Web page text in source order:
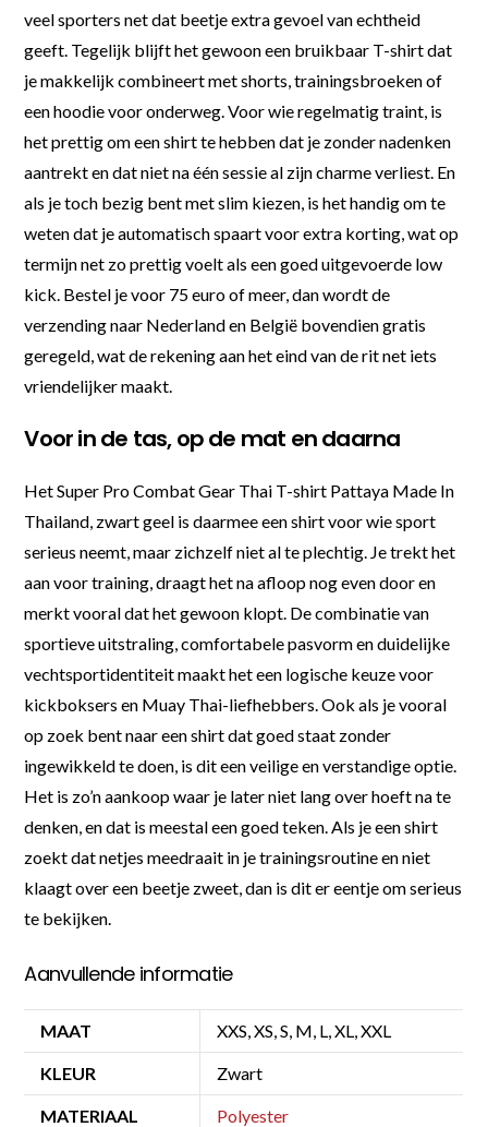
veel sporters net dat beetje extra gevoel van echtheid
geeft. Tegelijk blijft het gewoon een bruikbaar T-shirt dat
je makkelijk combineert met shorts, trainingsbroeken of
een hoodie voor onderweg. Voor wie regelmatig traint, is
het prettig om een shirt te hebben dat je zonder nadenken
aantrekt en dat niet na één sessie al zijn charme verliest. En
als je toch bezig bent met slim kiezen, is het handig om te
weten dat je automatisch spaart voor extra korting, wat op
termijn net zo prettig voelt als een goed uitgevoerde low
kick. Bestel je voor 75 euro of meer, dan wordt de
verzending naar Nederland en België bovendien gratis
geregeld, wat de rekening aan het eind van de rit net iets
vriendelijker maakt.
Voor in de tas, op de mat en daarna
Het Super Pro Combat Gear Thai T-shirt Pattaya Made In
Thailand, zwart geel is daarmee een shirt voor wie sport
serieus neemt, maar zichzelf niet al te plechtig. Je trekt het
aan voor training, draagt het na afloop nog even door en
merkt vooral dat het gewoon klopt. De combinatie van
sportieve uitstraling, comfortabele pasvorm en duidelijke
vechtsportidentiteit maakt het een logische keuze voor
kickboksers en Muay Thai-liefhebbers. Ook als je vooral
op zoek bent naar een shirt dat goed staat zonder
ingewikkeld te doen, is dit een veilige en verstandige optie.
Het is zo’n aankoop waar je later niet lang over hoeft na te
denken, en dat is meestal een goed teken. Als je een shirt
zoekt dat netjes meedraait in je trainingsroutine en niet
klaagt over een beetje zweet, dan is dit er eentje om serieus
te bekijken.
Aanvullende informatie
MAAT XXS, XS, S, M, L, XL, XXL
KLEUR Zwart
MATERIAAL Polyester